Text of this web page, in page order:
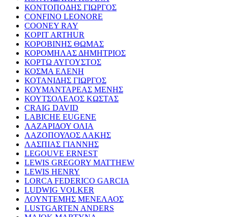
ΚΟΝΤΟΠΟΔΗΣ ΓΙΩΡΓΟΣ
CONFINO LEONORE
COONEY RAY
KOPIT ARTHUR
ΚΟΡΟΒΙΝΗΣ ΘΩΜΑΣ
ΚΟΡΟΜΗΛΑΣ ΔΗΜΗΤΡΙΟΣ
ΚΟΡΤΩ ΑΥΓΟΥΣΤΟΣ
ΚΟΣΜΑ ΕΛΕΝΗ
ΚΟΤΑΝΙΔΗΣ ΓΙΩΡΓΟΣ
ΚΟΥΜΑΝΤΑΡΕΑΣ ΜΕΝΗΣ
ΚΟΥΤΣΟΛΕΛΟΣ ΚΩΣΤΑΣ
CRAIG DAVID
LABICHE EUGENE
ΛΑΖΑΡΙΔΟΥ ΟΛΙΑ
ΛΑΖΟΠΟΥΛΟΣ ΛΑΚΗΣ
ΛΑΣΠΙΑΣ ΓΙΑΝΝΗΣ
LEGOUVE ERNEST
LEWIS GREGORY MATTHEW
LEWIS HENRY
LORCA FEDERICO GARCIA
LUDWIG VOLKER
ΛΟΥΝΤΕΜΗΣ ΜΕΝΕΛΑΟΣ
LUSTGARTEN ANDERS